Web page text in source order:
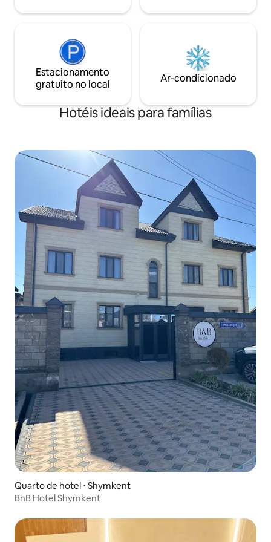
Estacionamento
gratuito no local
Ar-condicionado
Hotéis ideais para famílias
Quarto de hotel ⋅ Shymkent
BnB Hotel Shymkent